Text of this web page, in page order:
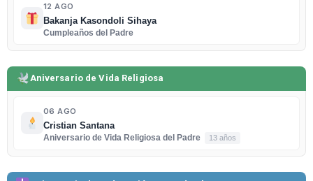
12 AGO
Bakanja Kasondoli Sihaya
Cumpleaños del Padre
Aniversario de Vida Religiosa
06 AGO
Cristian Santana
Aniversario de Vida Religiosa del Padre
13 años